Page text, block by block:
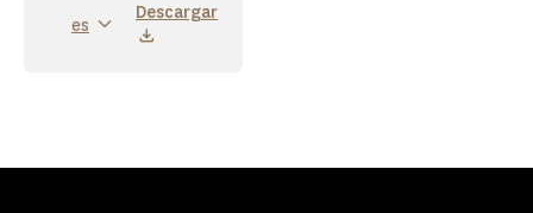
es
Descargar